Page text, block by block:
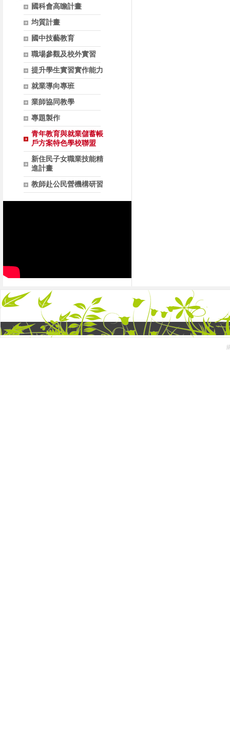
國科會高瞻計畫
均質計畫
國中技藝教育
職場參觀及校外實習
提升學生實習實作能力
就業導向專班
業師協同教學
專題製作
青年教育與就業儲蓄帳
戶方案特色學校聯盟
新住民子女職業技能精
進計畫
教師赴公民營機構研習